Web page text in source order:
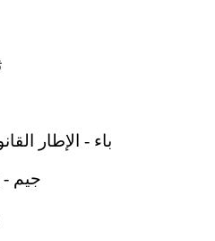
باء - الإطار
جيم -